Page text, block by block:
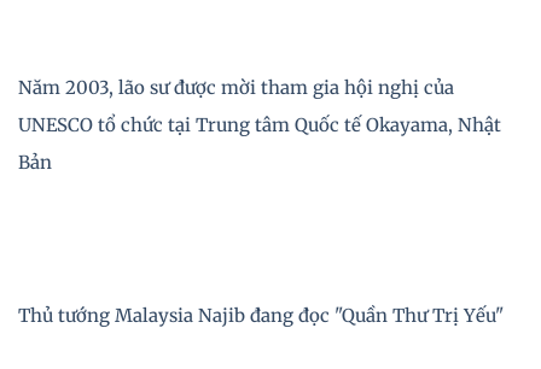
Năm 2003, lão sư được mời tham gia hội nghị của
UNESCO tổ chức tại Trung tâm Quốc tế Okayama, Nhật
Bản
Thủ tướng Malaysia Najib đang đọc "Quần Thư Trị Yếu"